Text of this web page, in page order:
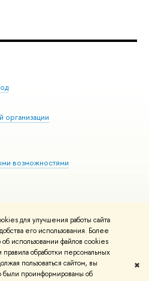
для улучшения работы сайта
его использования. Более
использовании файлов cookies
обработки персональных
пользоваться сайтом, вы
были проинформированы об
✖
организации
возможностями